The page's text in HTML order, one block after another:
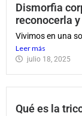
Dismorfia
reconocerla
Vivimos en una
Leer más
julio 18, 2025
Qué es la